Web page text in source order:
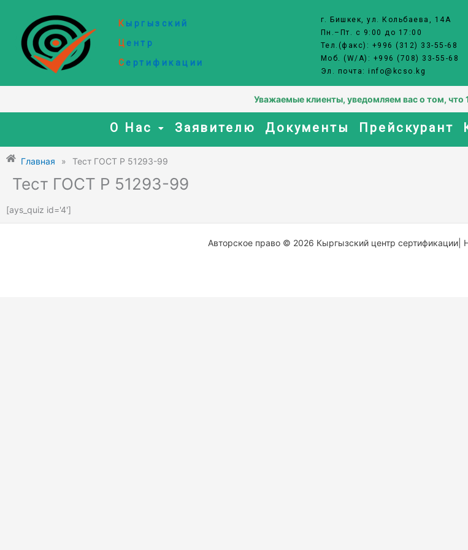
содержимому
К ыргызский
Ц ентр
С ертификации
г. Бишкек, ул. Кольбаева, 14А
Пн.–Пт. с 9:00 до 17:00
Тел.(факс): +996 (312) 33-55-68
Моб. (W/A): +996 (708) 33-55-68
Эл. почта: info@kcso.kg
Уважаемые клиенты, уведомляем вас о том, что 1
О Нас Заявителю Документы Прейскурант
Главная » Тест ГОСТ Р 51293-99
Тест ГОСТ Р 51293-99
[ays_quiz id='4']
Авторское право © 2026 Кыргызский центр сертификации|